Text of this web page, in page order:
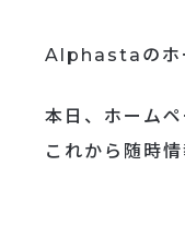
Alphastaのホ
本日、ホーム
これから随時